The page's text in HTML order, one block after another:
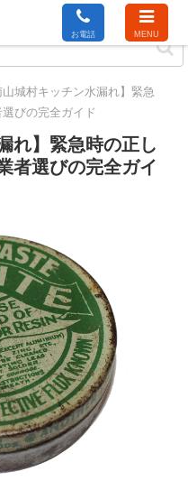
山城村キッチン水漏れ】緊急
びの完全ガイド
れ】緊急時の正し
者選びの完全ガイ
お電話 MENU